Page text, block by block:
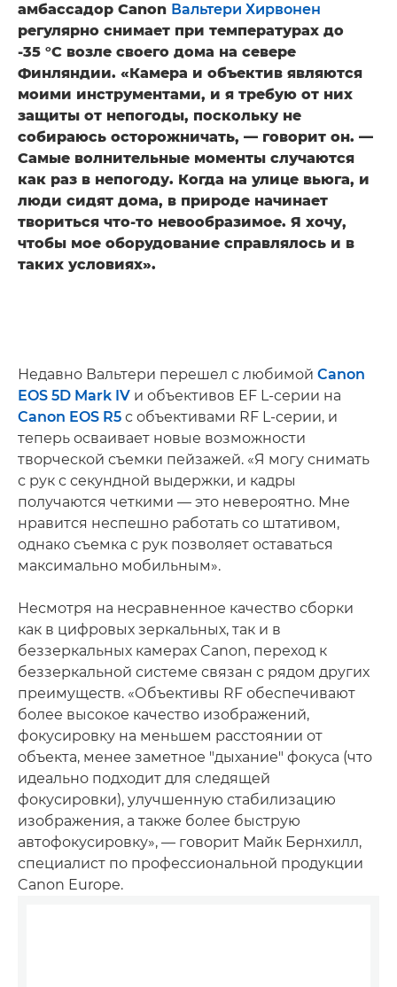
амбассадор Canon Вальтери Хирвонен
регулярно снимает при температурах до
-35 °C возле своего дома на севере
Финляндии. «Камера и объектив являются
моими инструментами, и я требую от них
защиты от непогоды, поскольку не
собираюсь осторожничать, — говорит он. —
Самые волнительные моменты случаются
как раз в непогоду. Когда на улице вьюга, и
люди сидят дома, в природе начинает
твориться что-то невообразимое. Я хочу,
чтобы мое оборудование справлялось и в
таких условиях».
Недавно Вальтери перешел с любимой Canon
EOS 5D Mark IV и объективов EF L-серии на
Canon EOS R5 с объективами RF L-серии, и
теперь осваивает новые возможности
творческой съемки пейзажей. «Я могу снимать
с рук с секундной выдержки, и кадры
получаются четкими — это невероятно. Мне
нравится неспешно работать со штативом,
однако съемка с рук позволяет оставаться
максимально мобильным».
Несмотря на несравненное качество сборки
как в цифровых зеркальных, так и в
беззеркальных камерах Canon, переход к
беззеркальной системе связан с рядом других
преимуществ. «Объективы RF обеспечивают
более высокое качество изображений,
фокусировку на меньшем расстоянии от
объекта, менее заметное "дыхание" фокуса (что
идеально подходит для следящей
фокусировки), улучшенную стабилизацию
изображения, а также более быструю
автофокусировку», — говорит Майк Бернхилл,
специалист по профессиональной продукции
Canon Europe.